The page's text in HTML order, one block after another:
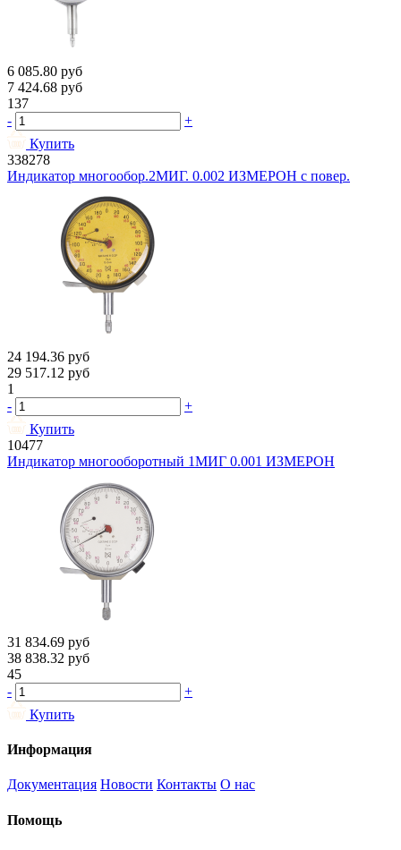
6 085.80 руб
7 424.68 руб
137
-
+
Купить
338278
Индикатор многообор.2МИГ. 0.002 ИЗМЕРОН с повер.
24 194.36 руб
29 517.12 руб
1
-
+
Купить
10477
Индикатор многооборотный 1МИГ 0.001 ИЗМЕРОН
31 834.69 руб
38 838.32 руб
45
-
+
Купить
Информация
Документация Новости Контакты О нас
Помощь